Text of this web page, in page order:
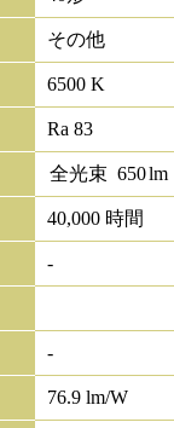
その他
6500 K
Ra 83
全光束 650lm
40,000 時間
-
-
76.9 lm/W